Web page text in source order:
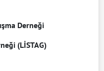
Derneği
(LİSTAG)